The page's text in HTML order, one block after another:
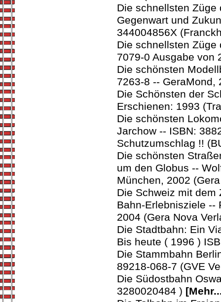
Die schnellsten Züge
Gegenwart und
344004856X
Die schnellsten Züge
7079-0 Ausgabe von
Die schönsten
7263-8 --
Die Schönsten der
Erschienen: 1993
Die schönsten
Jarchow -- ISBN:
Schutzumschlag !!
Die schönsten
um den Globus --
München, 2002
Die Schweiz mit dem
Bahn-Erlebnisziele --
2004 (Gera Nova
Die Stadtbahn: Ein
Bis heute ( 1996 )
Die Stammbahn
89218-068-7 (GVE
Die Südostbahn
3280020484 )